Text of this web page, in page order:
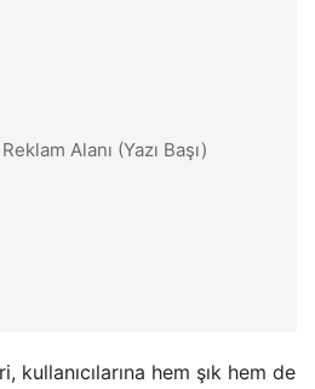
Alanı (Yazı Başı)
hem şık hem de